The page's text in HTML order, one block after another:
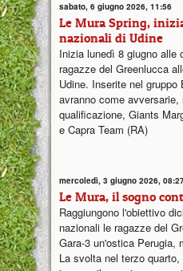
sabato, 6 giugno 2026, 11:56
Le Mura Spring,
nazionali di Udine
Inizia lunedì 8 giugno alle
ragazze del Greenlucca
Udine. Inserite nel gruppo
avranno come
qualificazione, Giants
e Capra Team (RA)
mercoledì, 3 giugno 2026,
Le Mura, il sogno
Raggiungono l'obiettivo
nazionali le ragazze del
Gara-3 un'ostica Perugia,
La svolta nel terzo